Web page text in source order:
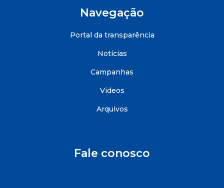
Navegação
Portal da transparência
Notícias
Campanhas
Videos
Arquivos
Fale conosco